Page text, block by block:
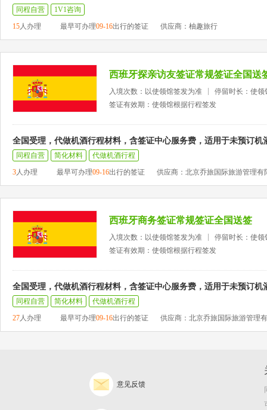
同程自营
1V1咨询
15人办理 最早可办理09-16出行的签证 供应商：柚趣旅行
西班牙探亲访友签证常规签证全国送
入境次数：以使领馆签发为准
停留时长：使领
签证有效期：使领馆根据行程签发
全国受理，代做机酒行程材料，含签证中心服务费，适用于未预订机
同程自营 简化材料
代做机酒行程
3人办理 最早可办理09-16出行的签证 供应商：北京乔旅国际旅游管理有
西班牙商务签证常规签证全国送签
入境次数：以使领馆签发为准
停留时长：使领
签证有效期：使领馆根据行程签发
全国受理，代做机酒行程材料，含签证中心服务费，适用于未预订机
同程自营 简化材料
代做机酒行程
27人办理 最早可办理09-16出行的签证 供应商：北京乔旅国际旅游管理
意见反馈